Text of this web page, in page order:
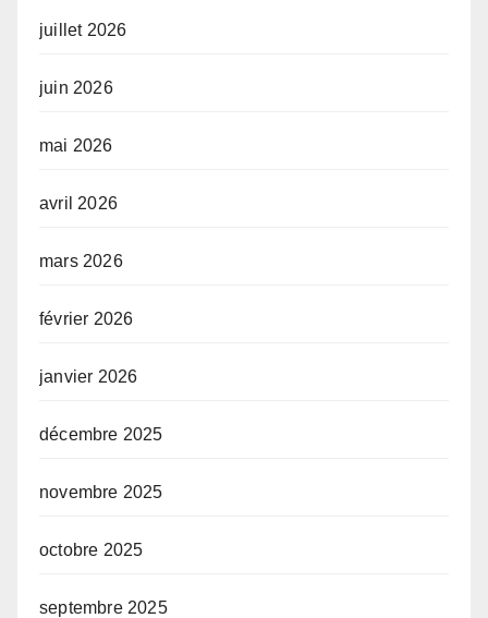
juillet 2026
juin 2026
mai 2026
avril 2026
mars 2026
février 2026
janvier 2026
décembre 2025
novembre 2025
octobre 2025
septembre 2025